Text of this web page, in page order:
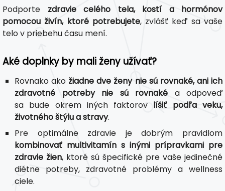
Podporte zdravie celého tela, kostí a hormónov
pomocou živín, ktoré potrebujete, zvlášť keď sa vaše
telo v priebehu času mení.
Aké doplnky by mali ženy užívať?
Rovnako ako žiadne dve ženy nie sú rovnaké, ani ich
zdravotné potreby nie sú rovnaké a odpoveď
sa bude okrem iných faktorov líšiť podľa veku,
životného štýlu a stravy.
Pre optimálne zdravie je dobrým pravidlom
kombinovať multivitamín s inými prípravkami pre
zdravie žien, ktoré sú špecifické pre vaše jedinečné
diétne potreby, zdravotné problémy a wellness
ciele.